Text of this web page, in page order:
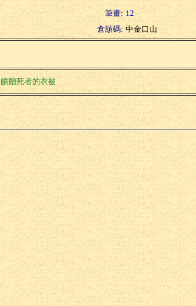
筆畫: 12
倉頡碼: 中金口山
饋贈死者的衣被